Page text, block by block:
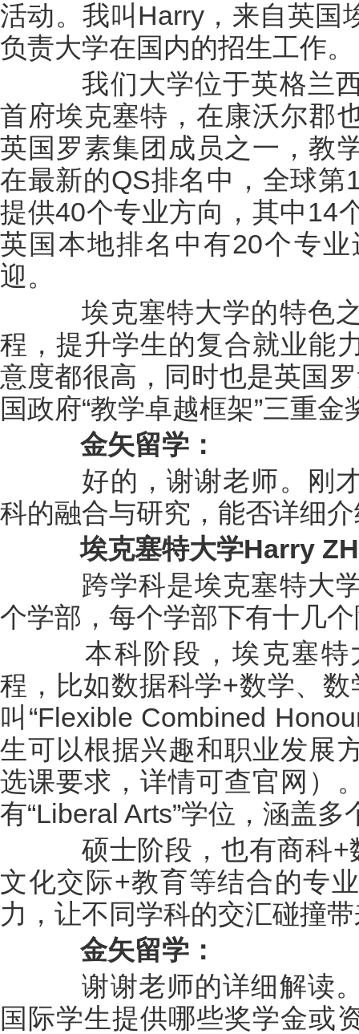
活动。我叫Harry，来自英国
负责大学在国内的招生工作。
我们大学位于英格兰西
首府埃克塞特，在康沃尔郡
英国罗素集团成员之一，教
在最新的QS排名中，全球
提供40个专业方向，其中14
英国本地排名中有20个专
迎。
埃克塞特大学的特色之
程，提升学生的复合就业能
意度都很高，同时也是英国
国政府“教学卓越框架”三重
金矢留学：
好的，谢谢老师。刚才
科的融合与研究，能否详细
埃克塞特大学Harry
跨学科是埃克塞特大学
个学部，每个学部下有十几
本科阶段，埃克塞特
程，比如数据科学+数学、
叫“Flexible Combined
生可以根据兴趣和职业发展
选课要求，详情可查官网）
有“Liberal Arts”学位，涵盖
硕士阶段，也有商科+
文化交际+教育等结合的专
力，让不同学科的交汇碰撞
金矢留学：
谢谢老师的详细解读。
国际学生提供哪些奖学金或